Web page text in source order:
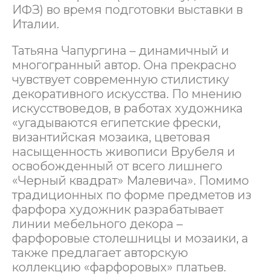
ИФЗ) во время подготовки выставки в
Италии.
Татьяна Чапургина – динамичный и
многогранный автор. Она прекрасно
чувствует современную стилистику
декоративного искусства. По мнению
искусствоведов, в работах художника
«угадываются египетские фрески,
византийская мозаика, цветовая
насыщенность живописи Врубеля и
освобожденный от всего лишнего
«Черный квадрат» Малевича». Помимо
традиционных по форме предметов из
фарфора художник разрабатывает
линии мебельного декора –
фарфоровые столешницы и мозаики, а
также предлагает авторскую
коллекцию «фарфоровых» платьев.